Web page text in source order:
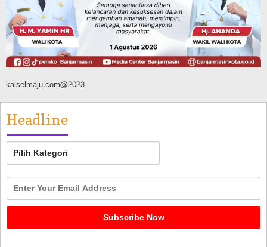
Agustus 8, 2026
kalselmaju.com@2023
Headline
Headline